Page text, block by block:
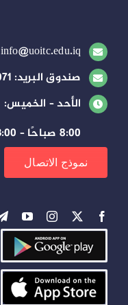
info@uoitc.edu.iq
صندوق البريد: 3071
الأحد – الخميس:
8:00 صباحًا – 3:00 مساءً
نموذج الاتصال